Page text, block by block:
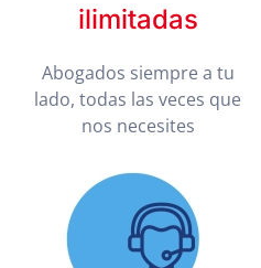
ilimitadas
Abogados siempre a tu
lado, todas las veces que
nos necesites